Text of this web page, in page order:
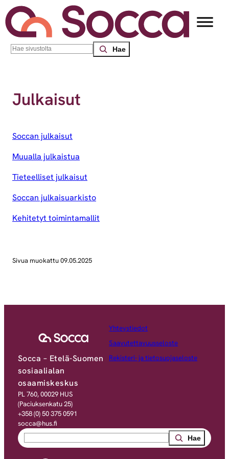
Siirry sisältöön
Search
Socca – Etelä-Suomen sosiaalialan osaamiskeskus
Julkaisut
Soccan julkaisut
Muualla julkaistua
Tieteelliset julkaisut
Soccan julkaisuarkisto
Kehitetyt toimintamallit
Sivua muokattu 09.05.2025
Socca – Etelä-Suomen
sosiaalialan
osaamiskeskus
PL 760, 00029 HUS
(Paciuksenkatu 25)
+358 (0) 50 375 0591
socca@hus.fi
Yhteystiedot
Saavutettavuusseloste
Rekisteri- ja tietosuojaseloste
Search